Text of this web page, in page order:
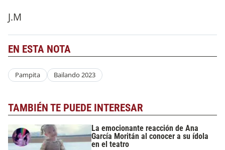
J.M
EN ESTA NOTA
Pampita Bailando 2023
TAMBIÉN TE PUEDE INTERESAR
La emocionante reacción de Ana
García Moritán al conocer a su ídola
en el teatro